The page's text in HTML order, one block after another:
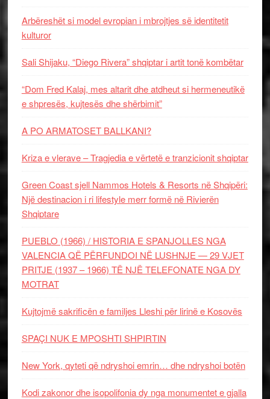
Arbëreshët si model evropian i mbrojtjes së identitetit
kulturor
Sali Shijaku, “Diego Rivera” shqiptar i artit tonë kombëtar
“Dom Fred Kalaj, mes altarit dhe atdheut si hermeneutikë
e shpresës, kujtesës dhe shërbimit”
A PO ARMATOSET BALLKANI?
Kriza e vlerave – Tragjedia e vërtetë e tranzicionit shqiptar
Green Coast sjell Nammos Hotels & Resorts në Shqipëri:
Një destinacion i ri lifestyle merr formë në Rivierën
Shqiptare
PUEBLO (1966) / HISTORIA E SPANJOLLES NGA
VALENCIA QË PËRFUNDOI NË LUSHNJE — 29 VJET
PRITJE (1937 – 1966) TË NJË TELEFONATE NGA DY
MOTRAT
Kujtojmë sakrificën e familjes Lleshi për lirinë e Kosovës
SPAÇI NUK E MPOSHTI SHPIRTIN
New York, qyteti që ndryshoi emrin… dhe ndryshoi botën
Kodi zakonor dhe isopolifonia dy nga monumentet e gjalla